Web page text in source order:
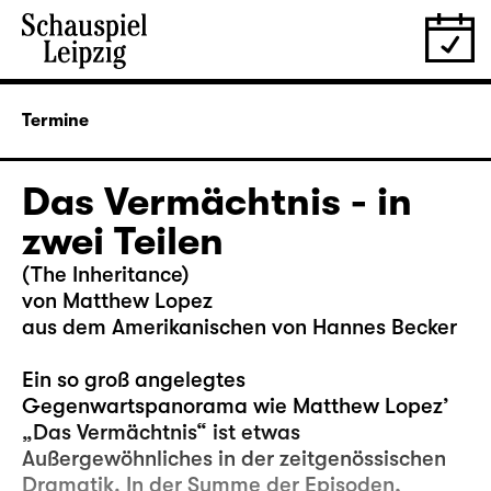
Termine
Das Vermächtnis - in
zwei Teilen
(The Inheritance)
von Matthew Lopez
aus dem Amerikanischen von Hannes Becker
Ein so groß angelegtes
Gegenwartspanorama wie Matthew Lopez’
„Das Vermächtnis“ ist etwas
Außergewöhnliches in der zeitgenössischen
Dramatik. In der Summe der Episoden,